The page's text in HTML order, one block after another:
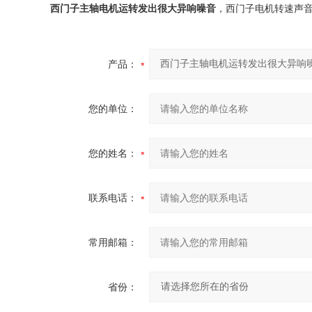
西门子主轴电机运转发出很大异响噪音 ，西门子电机转速声
产品：
您的单位：
您的姓名：
联系电话：
常用邮箱：
省份：